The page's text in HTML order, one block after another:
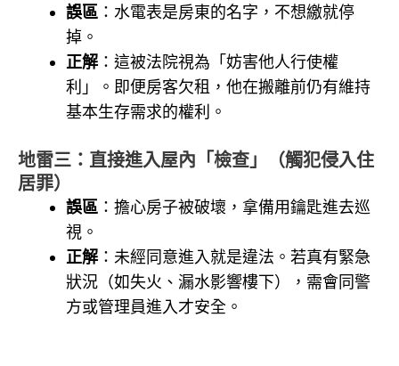
誤區 ：水電表是房東的名字，不想繳就停
掉。
正解 ：這被法院視為「妨害他人行使權
利」。即便房客欠租，他在搬離前仍有維持
基本生存需求的權利。
地雷三：直接進入屋內「檢查」（觸犯侵入住
居罪）
誤區 ：擔心房子被破壞，拿備用鑰匙進去巡
視。
正解 ：未經同意進入就是違法。若真有緊急
狀況（如失火、漏水影響樓下），需會同警
方或管理員進入才安全。